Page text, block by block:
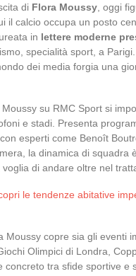
di Flora Moussy , oggi
il calcio occupa un posto
in lettere moderne
specialità sport, a
dei media forgia una
su RMC Sport si
e stadi. Presenta
con esperti come Benoît
la dinamica di squadra
di andare oltre nel
le tendenze abitative
Moussy copre sia gli eventi
Olimpici di Londra,
concreto tra sfide sportive e